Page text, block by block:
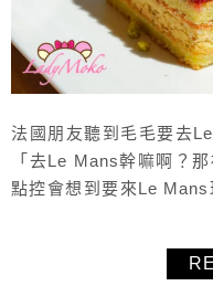
法國朋友聽到毛毛要去
「去Le Mans幹嘛啊？
點控會想到要來Le
的法式甜點店